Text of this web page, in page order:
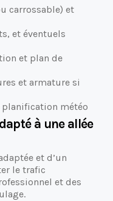
carrossable) et
et éventuels
et plan de
et armature si
météo
à une allée
et d’un
le trafic
et des